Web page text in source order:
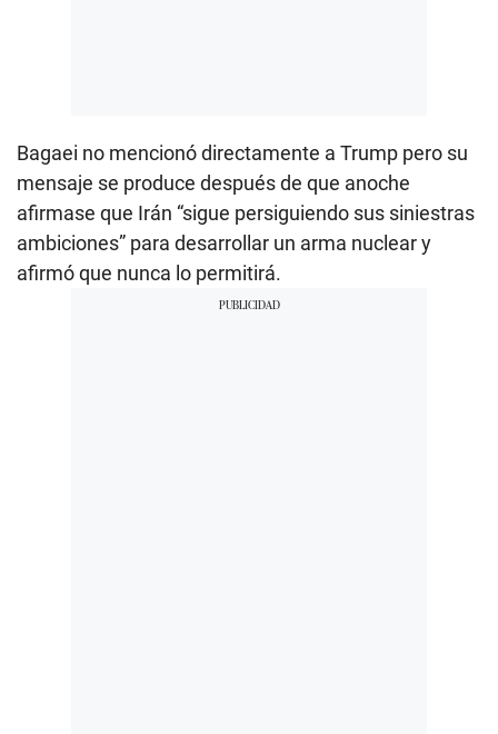
Bagaei no mencionó directamente a Trump pero su
mensaje se produce después de que anoche
afirmase que Irán “sigue persiguiendo sus siniestras
ambiciones” para desarrollar un arma nuclear y
afirmó que nunca lo permitirá.